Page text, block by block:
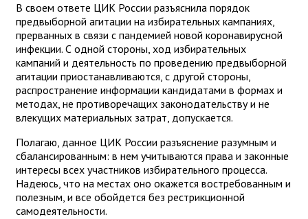
В своем ответе ЦИК России разъяснила порядок
предвыборной агитации на избирательных кампаниях,
прерванных в связи с пандемией новой коронавирусной
инфекции. С одной стороны, ход избирательных
кампаний и деятельность по проведению предвыборной
агитации приостанавливаются, с другой стороны,
распространение информации кандидатами в формах и
методах, не противоречащих законодательству и не
влекущих материальных затрат, допускается.
Полагаю, данное ЦИК России разъяснение разумным и
сбалансированным: в нем учитываются права и законные
интересы всех участников избирательного процесса.
Надеюсь, что на местах оно окажется востребованным и
полезным, и все обойдется без рестрикционной
самодеятельности.